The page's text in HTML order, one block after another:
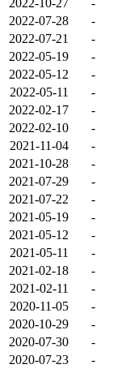
2022-10-27
-
2022-07-28
-
2022-07-21
-
2022-05-19
-
2022-05-12
-
2022-05-11
-
2022-02-17
-
2022-02-10
-
2021-11-04
-
2021-10-28
-
2021-07-29
-
2021-07-22
-
2021-05-19
-
2021-05-12
-
2021-05-11
-
2021-02-18
-
2021-02-11
-
2020-11-05
-
2020-10-29
-
2020-07-30
-
2020-07-23
-